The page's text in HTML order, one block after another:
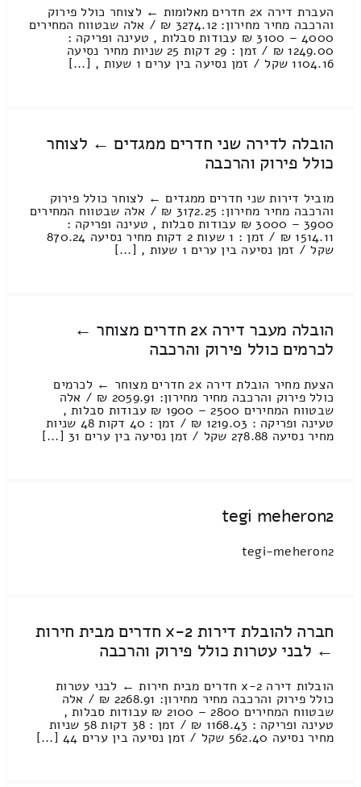
העברת דירה 2x חדרים מאלומות ← לצוחר כולל פירוק
והרכבה מחיר מחירון: 3274.12 ₪ / אלה שבטווח המחירים
4000 – 3100 ₪ עבודות סבלות , טעינה ופריקה :
1249.00 ₪ / זמן : 29 דקות 25 שניות מחיר נסיעה
1104.16 שקל / זמן נסיעה בין ערים 1 שעות , [...]
הובלה לדירה שני חדרים ממגדים ← לצוחר
כולל פירוק והרכבה
מוביל דירות שני חדרים ממגדים ← לצוחר כולל פירוק
והרכבה מחיר מחירון: 3172.25 ₪ / אלה שבטווח המחירים
3900 – 3000 ₪ עבודות סבלות , טעינה ופריקה :
1514.11 ₪ / זמן : 1 שעות 2 דקות מחיר נסיעה 870.24
שקל / זמן נסיעה בין ערים 1 שעות , [...]
הובלה מעבר דירה 2x חדרים מצוחר ←
לכרמים כולל פירוק והרכבה
הצעת מחיר הובלת דירה 2x חדרים מצוחר ← לכרמים
כולל פירוק והרכבה מחיר מחירון: 2059.91 ₪ / אלה
שבטווח המחירים 2500 – 1900 ₪ עבודות סבלות ,
טעינה ופריקה : 1219.03 ₪ / זמן : 40 דקות 48 שניות
מחיר נסיעה 278.88 שקל / זמן נסיעה בין ערים 31 [...]
tegi meheron2
tegi-meheron2
חברה להובלת דירות 2-x חדרים מבית חירות
← לבני עטרות כולל פירוק והרכבה
הובלות דירה 2-x חדרים מבית חירות ← לבני עטרות
כולל פירוק והרכבה מחיר מחירון: 2268.91 ₪ / אלה
שבטווח המחירים 2800 – 2100 ₪ עבודות סבלות ,
טעינה ופריקה : 1168.43 ₪ / זמן : 38 דקות 58 שניות
מחיר נסיעה 562.40 שקל / זמן נסיעה בין ערים 44 [...]